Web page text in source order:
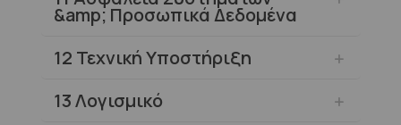
&amp; Προσωπικά Δεδομένα
12 Τεχνική Υποστήριξη
13Λογισμικό